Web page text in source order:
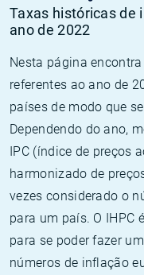
Taxas históricas de
ano de 2022
Nesta página
referentes ao ano de
países de modo que
Dependendo do ano,
IPC (índice de preços
harmonizado de
vezes considerado o
para um país. O IHPC
para se poder fazer
números de inflação